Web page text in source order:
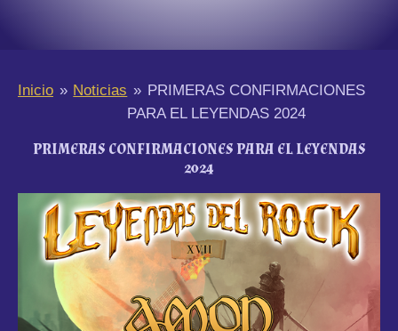
Inicio » Noticias » PRIMERAS CONFIRMACIONES
PARA EL LEYENDAS 2024
PRIMERAS CONFIRMACIONES PARA EL LEYENDAS
2024